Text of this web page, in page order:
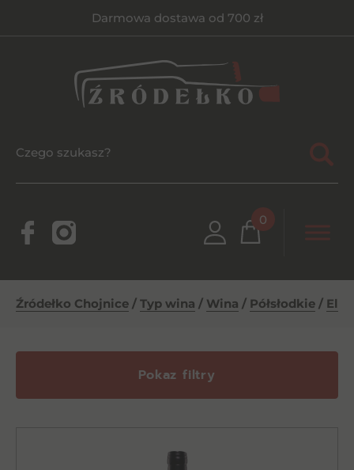
Darmowa dostawa od 700 zł
0
Źródełko Chojnice / Typ wina / Wina / Półsłodkie / El
Pokaz filtry